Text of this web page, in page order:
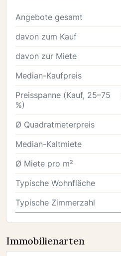
Angebote gesamt
davon zum Kauf
davon zur Miete
Median-Kaufpreis
Preisspanne (Kauf, 25–75
%)
Ø Quadratmeterpreis
Median-Kaltmiete
Ø Miete pro m²
Typische Wohnfläche
Typische Zimmerzahl
Immobilienarten